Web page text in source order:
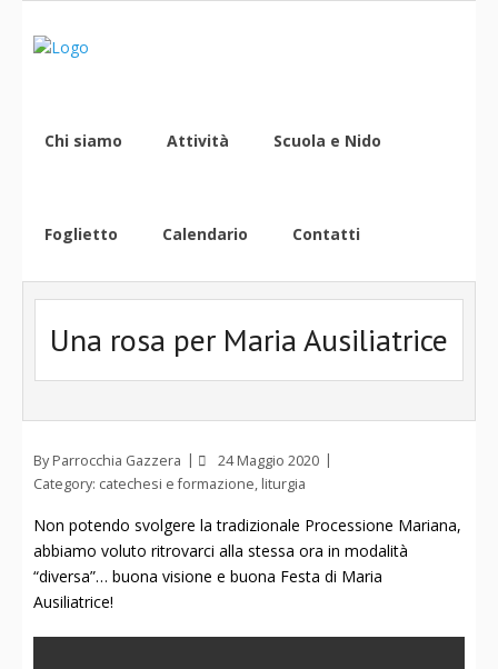
Chi siamo Attività Scuola e Nido
Foglietto Calendario Contatti
Una rosa per Maria Ausiliatrice
By Parrocchia Gazzera
24 Maggio 2020
Category: catechesi e formazione, liturgia
Non potendo svolgere la tradizionale Processione Mariana,
abbiamo voluto ritrovarci alla stessa ora in modalità
“diversa”… buona visione e buona Festa di Maria
Ausiliatrice!